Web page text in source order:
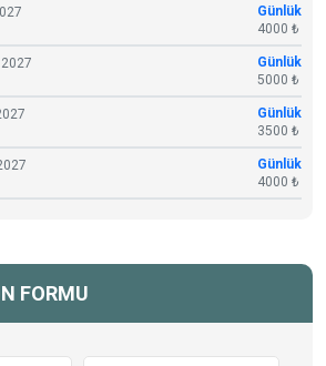
Günlük
4000 ₺
Günlük
5000 ₺
Günlük
3500 ₺
Günlük
4000 ₺
FORMU